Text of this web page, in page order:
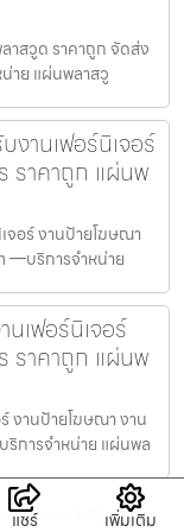
าสวูด ราคาถูก จัดส่ง
าย แผ่นพลาสวู
งานเฟอร์นิเจอร์
ราคาถูก แผ่นพ
จอร์ งานป้ายโฆษณา
—บริการจำหน่าย
เฟอร์นิเจอร์
ราคาถูก แผ่นพ
งานป้ายโฆษณา งาน
การจำหน่าย แผ่นพล
ผ่นพลาสวูดกัน
แชร์ เพิ่มเติม